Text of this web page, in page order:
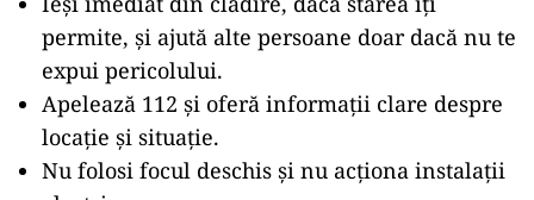
permite, și ajută alte persoane doar dacă nu te
expui pericolului.
Apelează 112 și oferă informații clare despre
locație și situație.
Nu folosi focul deschis și nu acționa instalații